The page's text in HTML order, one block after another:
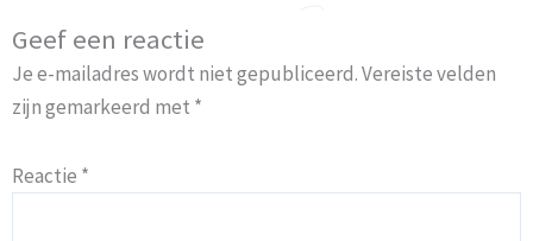
Geef een reactie
Je e-mailadres wordt niet gepubliceerd.Vereiste velden
zijn gemarkeerd met *
Reactie *